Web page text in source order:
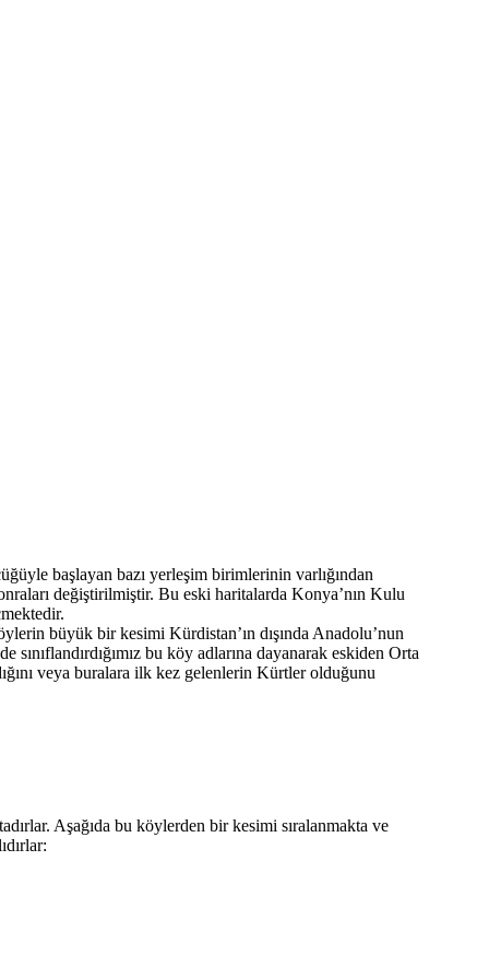
başlayan bazı yerleşim birimlerinin varlığından
değiştirilmiştir. Bu eski haritalarda Konya’nın Kulu
büyük bir kesimi Kürdistan’ın dışında Anadolu’nun
bu köy adlarına dayanarak eskiden Orta
veya buralara ilk kez gelenlerin Kürtler olduğunu
Aşağıda bu köylerden bir kesimi sıralanmakta ve